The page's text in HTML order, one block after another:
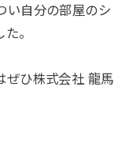
い自分の部屋のシ
。
ぜひ株式会社 龍馬